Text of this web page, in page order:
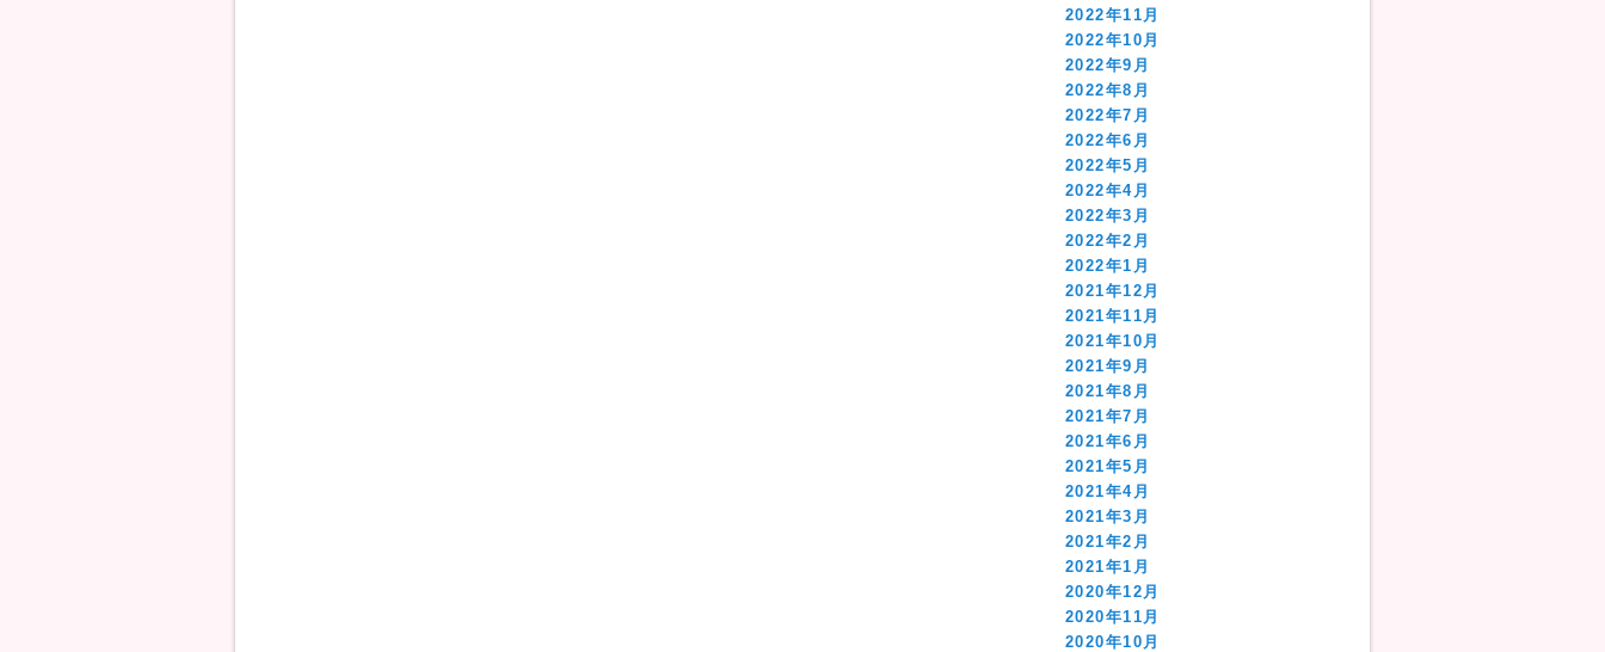
2022年11月
2022年10月
2022年9月
2022年8月
2022年7月
2022年6月
2022年5月
2022年4月
2022年3月
2022年2月
2022年1月
2021年12月
2021年11月
2021年10月
2021年9月
2021年8月
2021年7月
2021年6月
2021年5月
2021年4月
2021年3月
2021年2月
2021年1月
2020年12月
2020年11月
2020年10月